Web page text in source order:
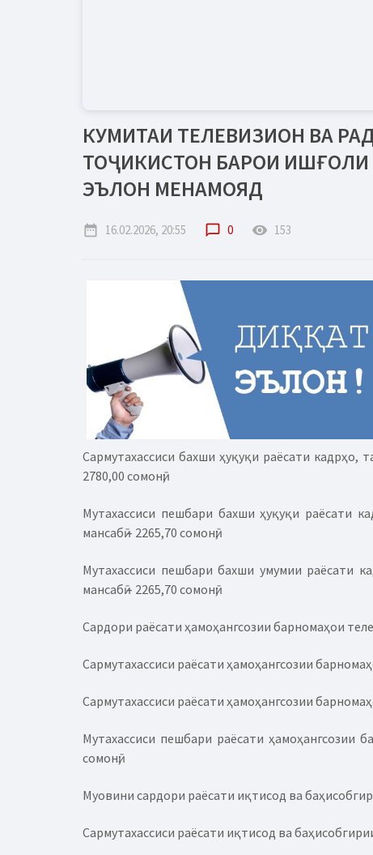
КУМИТАИ ТЕЛЕВИЗИОН ВА
ТОҶИКИСТОН БАРОИ ИШҒОЛИ
ЭЪЛОН МЕНАМОЯД
date_range 16.02.2026, 20:55 chat_bubble_outline 0 remove_red_eye 153
Сармутахассиси бахши ҳуқуқи раёсати кадрҳо,
2780,00 сомонӣ;
Мутахассиси пешбари бахши ҳуқуқи раёсати
мансабӣ – 2265,70 сомонӣ;
Мутахассиси пешбари бахши умумии раёсати
мансабӣ – 2265,70 сомонӣ;
Сардори раёсати ҳамоҳангсозии барномаҳои
Сармутахассиси раёсати ҳамоҳангсозии
Сармутахассиси раёсати ҳамоҳангсозии
Мутахассиси пешбари раёсати ҳамоҳангсозии
сомонӣ;
Муовини сардори раёсати иқтисод ва
Сармутахассиси раёсати иқтисод ва